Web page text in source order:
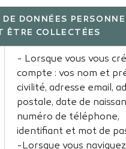
DONNÉES
ÊTRE COLLECTÉES
- Lorsque vous vous
compte : vos nom et
civilité, adresse email,
postale, date de
numéro de téléphone,
identifiant et mot de
-Lorsque vous